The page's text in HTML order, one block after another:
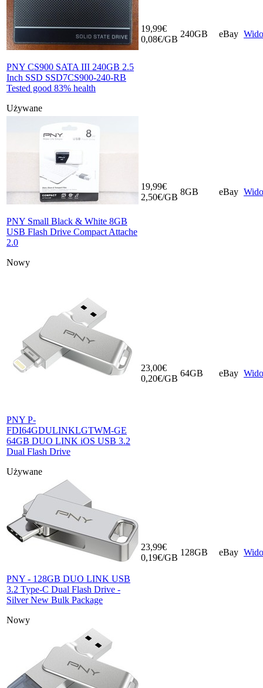
PNY CS900 SATA III 240GB 2.5
Inch SSD SSD7CS900-240-RB
Tested good 83% health
Używane
19,99€
0,08€/GB
240GB eBay
PNY Small Black & White 8GB
USB Flash Drive Compact Attache
2.0
Nowy
19,99€
2,50€/GB
8GB eBay
PNY P-
FDI64GDULINKLGTWM-GE
64GB DUO LINK iOS USB 3.2
Dual Flash Drive
Używane
23,00€
0,20€/GB
64GB eBay
PNY - 128GB DUO LINK USB
3.2 Type-C Dual Flash Drive -
Silver New Bulk Package
Nowy
23,99€
0,19€/GB
128GB eBay